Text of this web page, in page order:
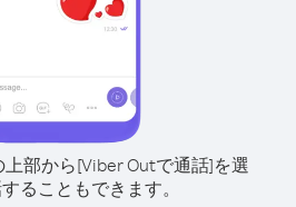
部から[Viber Outで通話]を選
ることもできます。